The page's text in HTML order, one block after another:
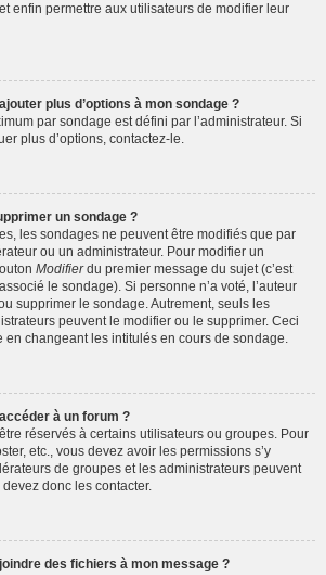
enfin permettre aux utilisateurs de modifier leur
plus d’options à mon sondage ?
par sondage est défini par l’administrateur. Si
plus d’options, contactez-le.
un sondage ?
les sondages ne peuvent être modifiés que par
ou un administrateur. Pour modifier un
Modifierdu premier message du sujet (c’est
le sondage). Si personne n’a voté, l’auteur
supprimer le sondage. Autrement, seuls les
peuvent le modifier ou le supprimer. Ceci
changeant les intitulés en cours de sondage.
à un forum ?
réservés à certains utilisateurs ou groupes. Pour
etc., vous devez avoir les permissions s’y
de groupes et les administrateurs peuvent
donc les contacter.
des fichiers à mon message ?